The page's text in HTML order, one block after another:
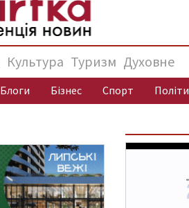
Культура Туризм Духовне
Блоги Бізнес Спорт